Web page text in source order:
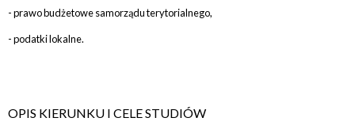
- prawo budżetowe samorządu terytorialnego,
- podatki lokalne.
OPIS KIERUNKU I CELE STUDIÓW